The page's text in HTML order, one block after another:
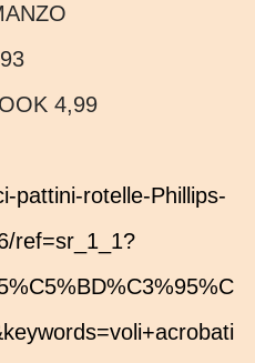
4,99
ref=sr_1_1?